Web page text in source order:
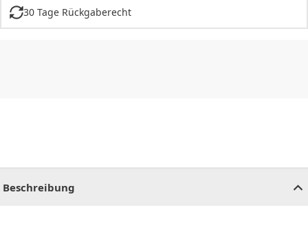
30 Tage Rückgaberecht
Beschreibung